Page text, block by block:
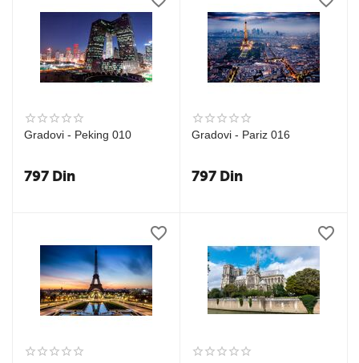
Gradovi - Peking 010
797 Din
Gradovi - Pariz 016
797 Din